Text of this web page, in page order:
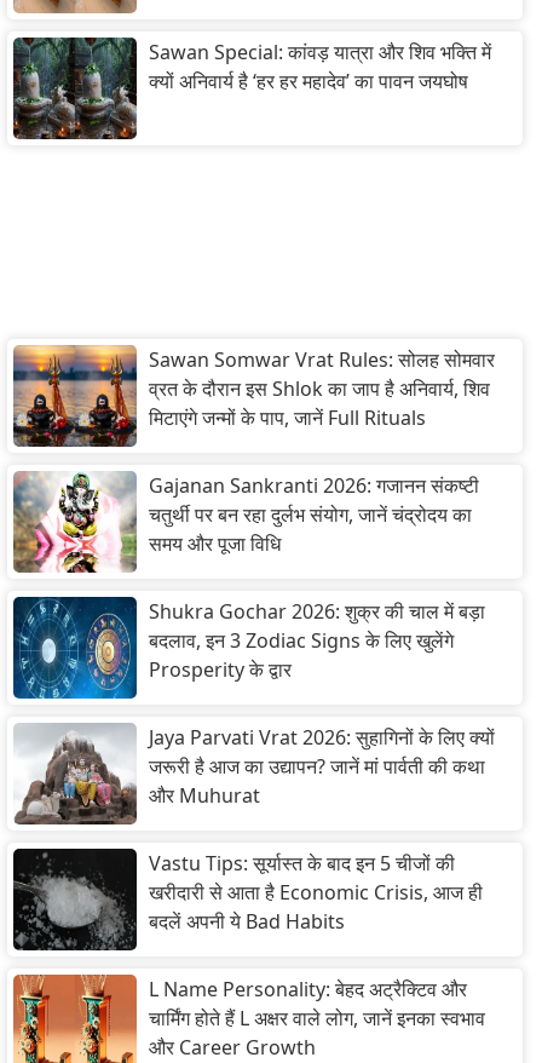
Sawan Special: कांवड़ यात्रा और शिव भक्ति में
क्यों अनिवार्य है ‘हर हर महादेव’ का पावन जयघोष
Sawan Somwar Vrat Rules: सोलह सोमवार
व्रत के दौरान इस Shlok का जाप है अनिवार्य, शिव
मिटाएंगे जन्मों के पाप, जानें Full Rituals
Gajanan Sankranti 2026: गजानन संकष्टी
चतुर्थी पर बन रहा दुर्लभ संयोग, जानें चंद्रोदय का
समय और पूजा विधि
Shukra Gochar 2026: शुक्र की चाल में बड़ा
बदलाव, इन 3 Zodiac Signs के लिए खुलेंगे
Prosperity के द्वार
Jaya Parvati Vrat 2026: सुहागिनों के लिए क्यों
जरूरी है आज का उद्यापन? जानें मां पार्वती की कथा
और Muhurat
Vastu Tips: सूर्यास्त के बाद इन 5 चीजों की
खरीदारी से आता है Economic Crisis, आज ही
बदलें अपनी ये Bad Habits
L Name Personality: बेहद अट्रैक्टिव और
चार्मिंग होते हैं L अक्षर वाले लोग, जानें इनका स्वभाव
और Career Growth